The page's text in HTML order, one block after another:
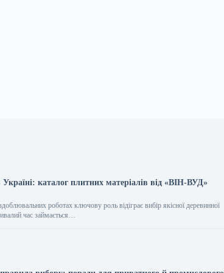
каталог плитних матеріалів від «ВІН-ВУД»
роботах ключову роль відіграє вибір якісної деревинної
час займається…